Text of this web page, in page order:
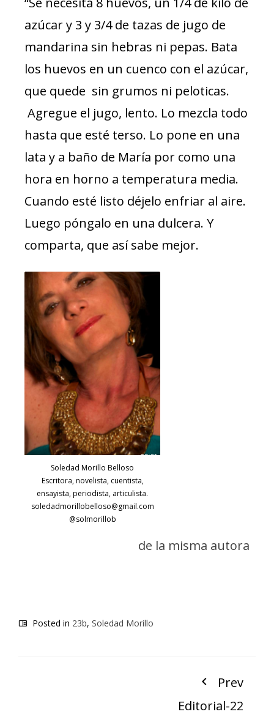
azúcar y 3 y 3/4 de tazas de jugo de
mandarina sin hebras ni pepas. Bata
los huevos en un cuenco con el azúcar,
que quede sin grumos ni peloticas.
Agregue el jugo, lento. Lo mezcla todo
hasta que esté terso. Lo pone en una
lata y a baño de María por como una
hora en horno a temperatura media.
Cuando esté listo déjelo enfriar al aire.
Luego póngalo en una dulcera. Y
comparta, que así sabe mejor.
Soledad Morillo Belloso
Escritora, novelista, cuentista,
ensayista, periodista, articulista.
soledadmorillobelloso@gmail.com
@solmorillob
de la misma autora
Posted in 23b, Soledad Morillo
Prev
Editorial-22